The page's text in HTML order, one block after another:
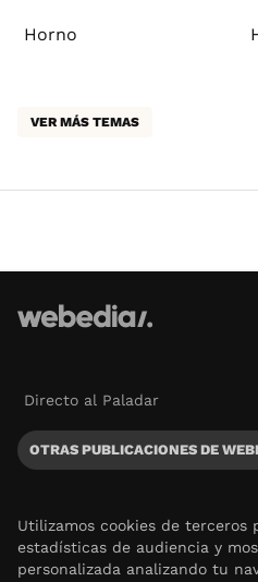
Horno
VER MÁS TEMAS
Directo al Paladar
OTRAS PUBLICACIONES DE
Utilizamos cookies de terceros
estadísticas de audiencia y
personalizada analizando tu